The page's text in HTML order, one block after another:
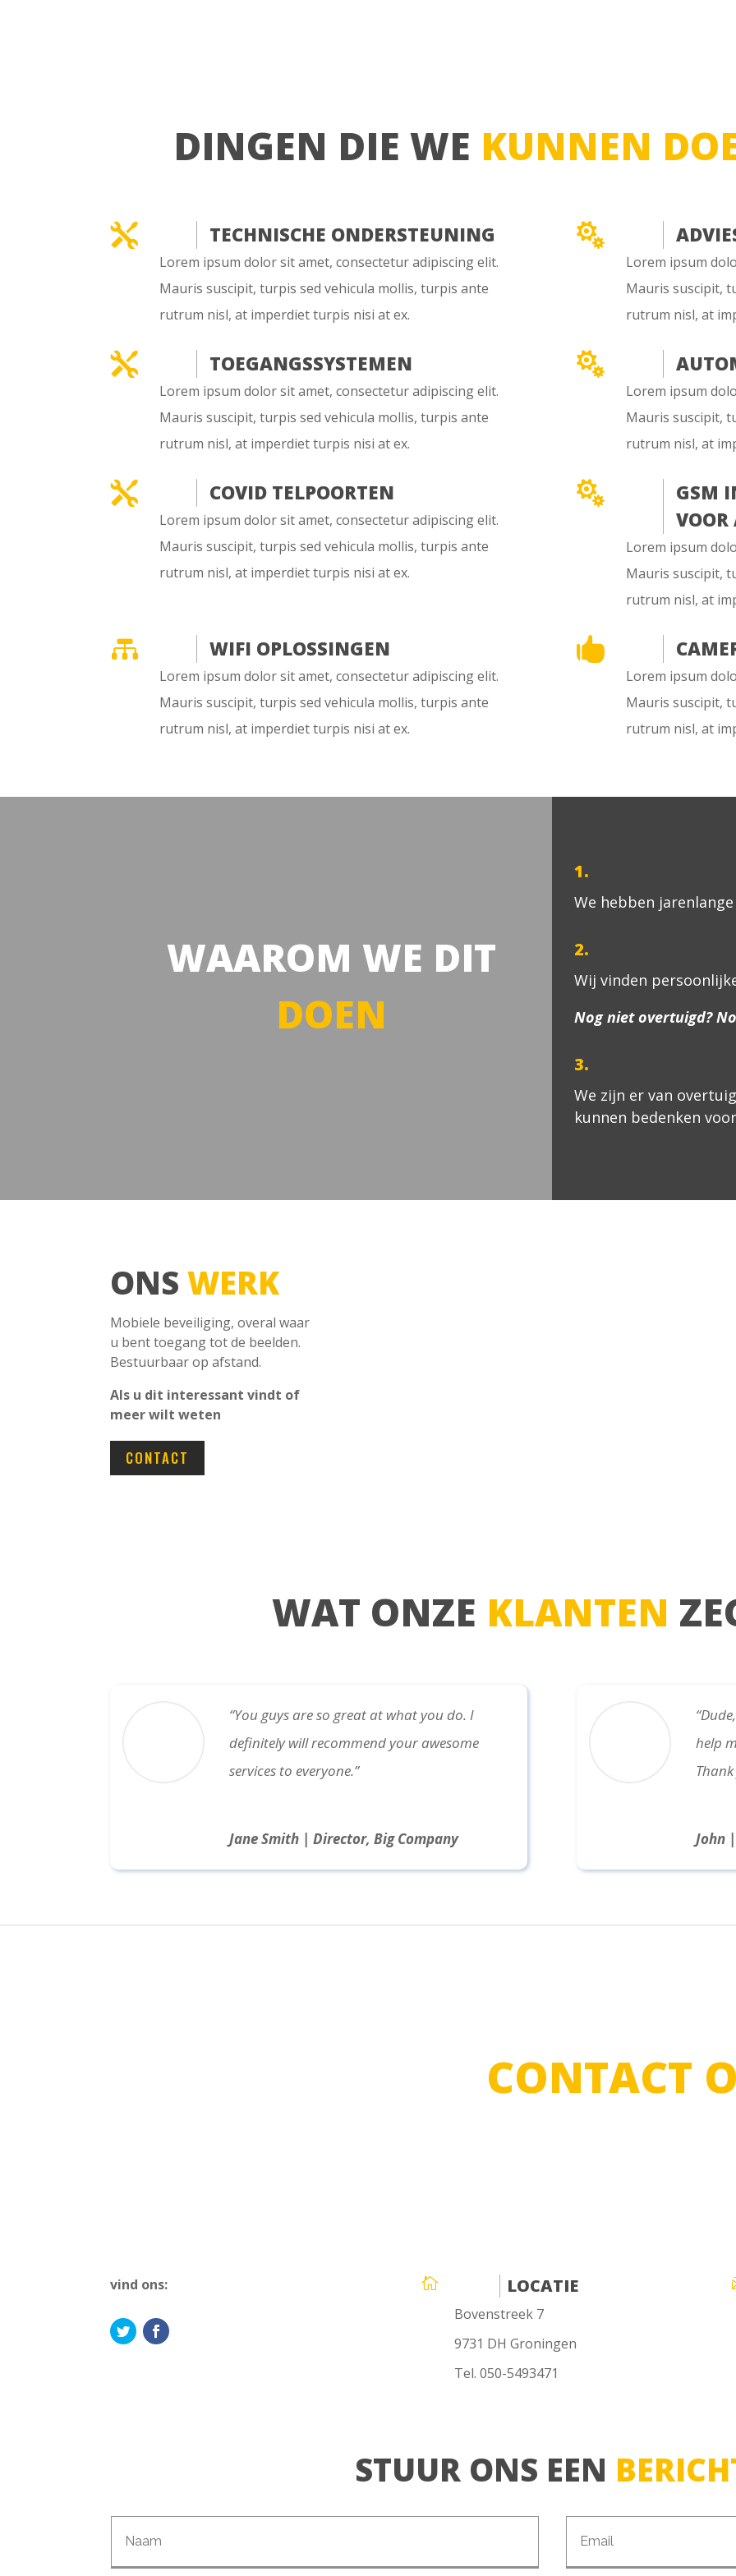
DINGEN DIE WE KUNNEN
 TECHNISCHE ONDERSTEUNING
Lorem ipsum dolor sit amet, consectetur adipiscing elit.
Mauris suscipit, turpis sed vehicula mollis, turpis ante
rutrum nisl, at imperdiet turpis nisi at ex.

Lorem ipsum
Mauris suscipit,
rutrum nisl, at
 TOEGANGSSYSTEMEN
Lorem ipsum dolor sit amet, consectetur adipiscing elit.
Mauris suscipit, turpis sed vehicula mollis, turpis ante
rutrum nisl, at imperdiet turpis nisi at ex.

Lorem ipsum
Mauris suscipit,
rutrum nisl, at
 COVID TELPOORTEN
Lorem ipsum dolor sit amet, consectetur adipiscing elit.
Mauris suscipit, turpis sed vehicula mollis, turpis ante
rutrum nisl, at imperdiet turpis nisi at ex.

GSM
VOOR
Lorem ipsum
Mauris suscipit,
rutrum nisl, at
 WIFI OPLOSSINGEN
Lorem ipsum dolor sit amet, consectetur adipiscing elit.
Mauris suscipit, turpis sed vehicula mollis, turpis ante
rutrum nisl, at imperdiet turpis nisi at ex.

Lorem ipsum
Mauris suscipit,
rutrum nisl, at
WAAROM WE DIT
DOEN
1.
We hebben
2.
Wij vinden
Nog niet overtuigd?
3.
We zijn er van
kunnen bedenken
ONSWERK
Mobiele beveiliging, overal waar
u bent toegang tot de beelden.
Bestuurbaar op afstand.
Als u dit interessant vindt of
meer wilt weten
CONTACT
WAT ONZE KLANTEN
“You guys are so great at what you do. I
definitely will recommend your awesome
services to everyone.”
Jane Smith | Director, Big Company
help
John
CONTACT
vind ons:  LOCATIE
Bovenstreek 7
9731 DH Groningen
Tel. 050-5493471
STUUR ONS EEN